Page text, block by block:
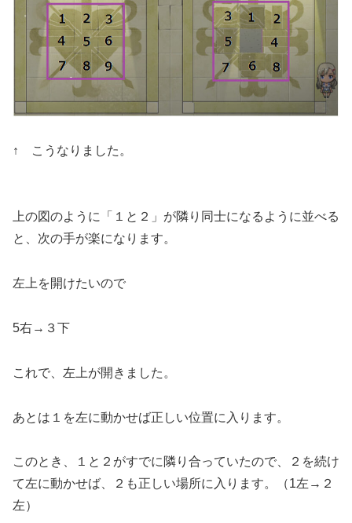
↑ こうなりました。
上の図のように「１と２」が隣り同士になるように並べる
と、次の手が楽になります。
左上を開けたいので
5右→３下
これで、左上が開きました。
あとは１を左に動かせば正しい位置に入ります。
このとき、１と２がすでに隣り合っていたので、２を続け
て左に動かせば、２も正しい場所に入ります。（1左→２
左）